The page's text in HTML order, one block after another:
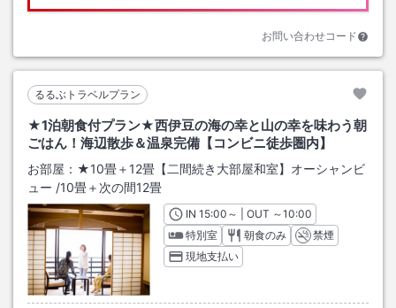
お問い合わせコード
るるぶトラベルプラン
★1泊朝食付プラン★西伊豆の海の幸と山の幸を味わう朝
ごはん！海辺散歩＆温泉完備【コンビニ徒歩圏内】
お部屋： ★10畳＋12畳【二間続き大部屋和室】オーシャンビ
ュー /10畳＋次の間12畳
INチェックイン
15:00 ～ | OUT チェックアウト
～10:00
特別室
朝食のみ
禁煙
現地支払い